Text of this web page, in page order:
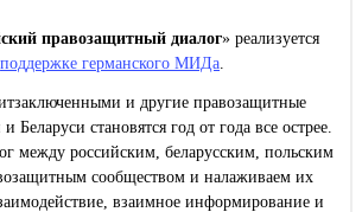
правозащитный диалог» реализуется
поддержке германского МИДа
и другие правозащитные
Беларуси становятся год от года все острее.
между российским, беларусским, польским
сообществом и налаживаем их
взаимное информирование и